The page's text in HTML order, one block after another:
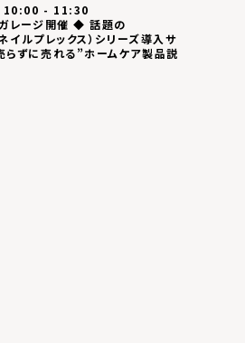
- 11:30
レージ開催 ◆ 話題の
イルプレックス）シリーズ導入サ
らずに売れる”ホームケア製品説